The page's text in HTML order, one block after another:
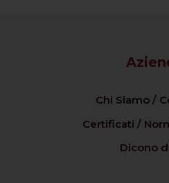
Chi Siamo /
Certificati /
Dicono